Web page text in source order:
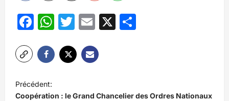
Facebook
WhatsApp
Twitter
Email
X
N
a
Précédent:
Coopération : le Grand Chancelier des Ordres Nationaux